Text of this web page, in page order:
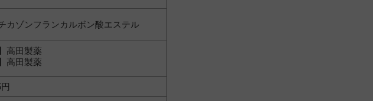
カゾンフランカルボン酸エステル
高田製薬
高田製薬